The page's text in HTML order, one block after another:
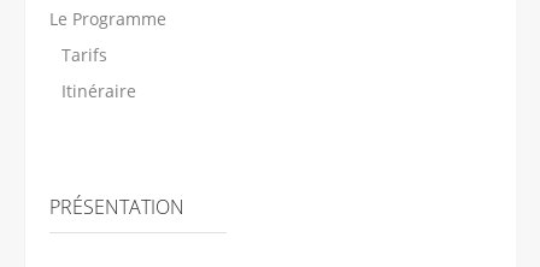
Le Programme
Tarifs
Itinéraire
PRÉSENTATION